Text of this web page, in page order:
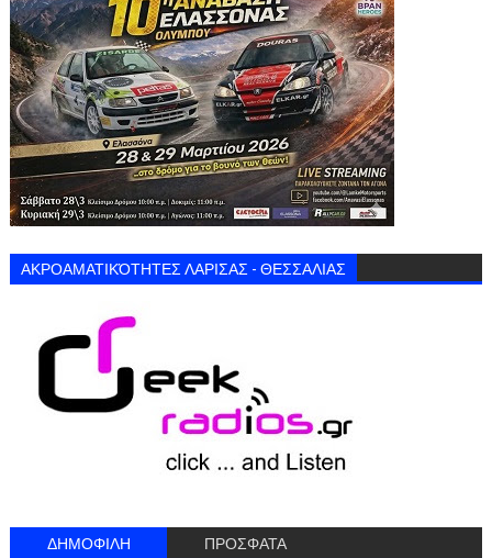
ΑΚΡΟΑΜΑΤΙΚΌΤΗΤΕΣ ΛΑΡΙΣΑΣ - ΘΕΣΣΑΛΙΑΣ
ΔΗΜΟΦΙΛΗ ΠΡΟΣΦΑΤΑ